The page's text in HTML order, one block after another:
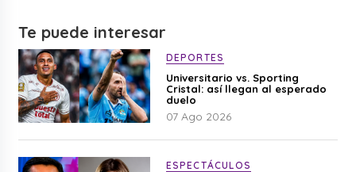
Te puede interesar
DEPORTES
Universitario vs. Sporting
Cristal: así llegan al esperado
duelo
07 Ago 2026
ESPECTÁCULOS